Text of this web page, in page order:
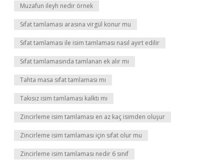
Muzafun ileyh nedir örnek
Sıfat tamlaması arasına virgül konur mu
Sıfat tamlaması ile isim tamlaması nasıl ayırt edilir
Sıfat tamlamasında tamlanan ek alır mı
Tahta masa sıfat tamlaması mı
Takısız isim tamlaması kalktı mı
Zincirleme isim tamlaması en az kaç isimden oluşur
Zincirleme isim tamlaması için sıfat olur mu
Zincirleme isim tamlaması nedir 6 sınıf